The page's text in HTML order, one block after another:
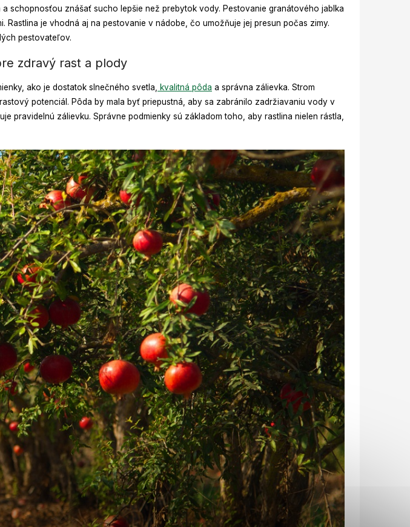
schopnosťou znášať sucho lepšie než prebytok vody. Pestovanie granátového jablka
je vhodná aj na pestovanie v nádobe, čo umožňuje jej presun počas zimy.
pestovateľov.
zdravý rast a plody
ako je dostatok slnečného svetla, kvalitná pôda a správna zálievka. Strom
potenciál. Pôda by mala byť priepustná, aby sa zabránilo zadržiavaniu vody v
pravidelnú zálievku. Správne podmienky sú základom toho, aby rastlina nielen rástla,